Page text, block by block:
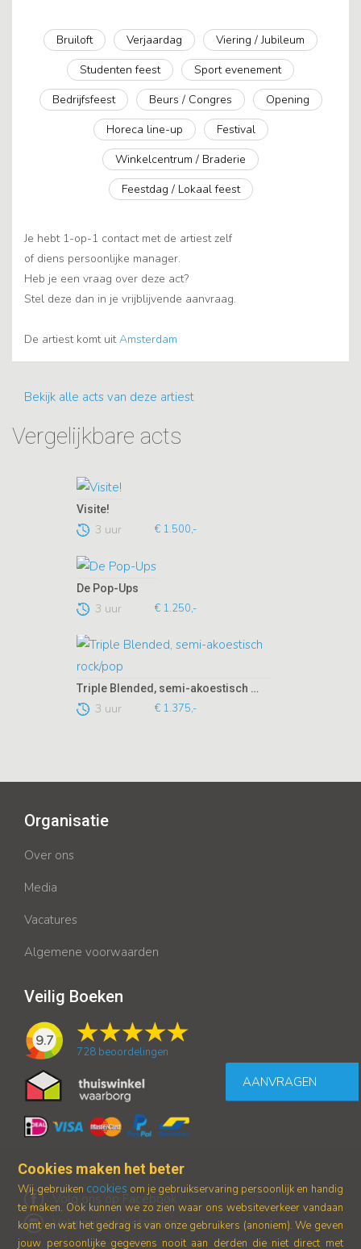
Bruiloft Verjaardag
Viering / Jubileum
Studenten feest
Sport evenement
Bedrijfsfeest
Beurs / Congres
Opening
Horeca line-up
Festival
Winkelcentrum / Braderie
Feestdag / Lokaal feest
Je hebt 1-op-1 contact met de artiest zelf
of diens persoonlijke manager.
Heb je een vraag over deze act?
Stel deze dan in je vrijblijvende aanvraag.
De artiest komt uitAmsterdam
Bekijk alle acts van deze artiest
Vergelijkbare acts
Visite!
3 uur € 1.500,-
De Pop-Ups
3 uur € 1.250,-
Triple Blended, semi-akoestisch rock/pop
3 uur € 1.375,-
AANVRAGEN
Organisatie
Over ons
Media
Vacatures
Algemene voorwaarden
Veilig Boeken
9.7
728 beoordelingen
Volg ons op Facebook
Volg ons op Instagram
Cookies maken het beter
Wij gebruiken cookies om je gebruikservaring persoonlijk en handig
te maken. Ook kunnen we zo zien waar ons websiteverkeer vandaan
komt en wat het gedrag is van onze gebruikers (anoniem). We geven
jouw persoonlijke gegevens nooit aan derden die niet direct met